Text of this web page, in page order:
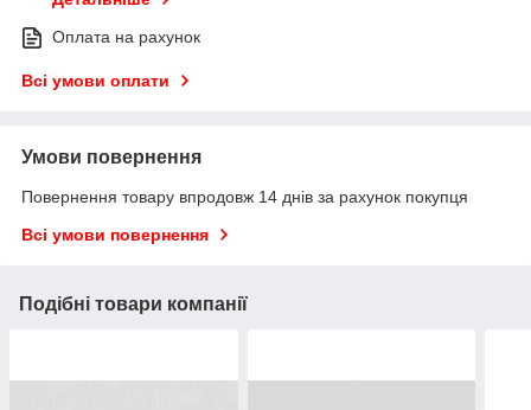
Оплата на рахунок
Всі умови оплати
Умови повернення
Повернення товару впродовж 14 днів за рахунок покупця
Всі умови повернення
Подібні товари компанії